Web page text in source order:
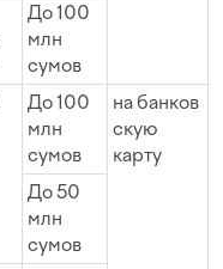
До 100
млн
сумов
До 100
млн
сумов
на банков
скую
карту
До 50
млн
сумов